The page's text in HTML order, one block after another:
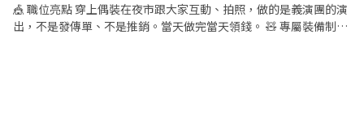
🎪 職位亮點 穿上偶裝在夜市跟大家互動、拍照，做的是義演團的演
出，不是發傳單、不是推銷。當天做完當天領錢。 🧸 專屬裝備制